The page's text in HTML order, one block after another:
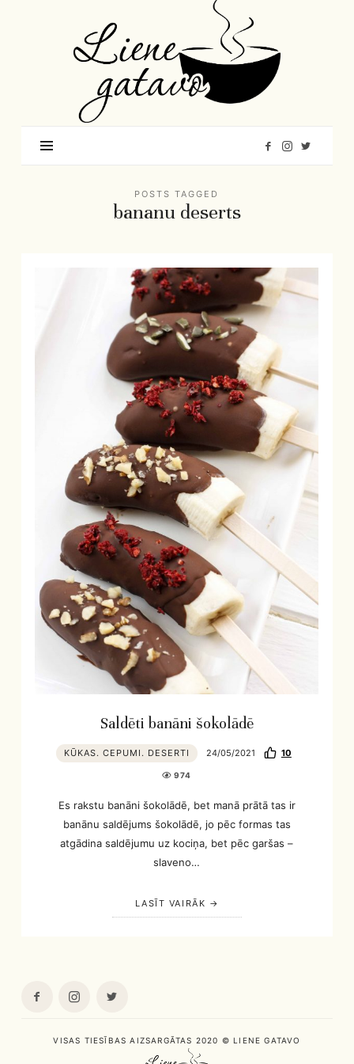
Gatavo
–
Mana
garšu
pasaule
POSTS TAGGED
bananu deserts
Saldēti banāni šokolādē
KŪKAS. CEPUMI. DESERTI 24/05/2021 10
974
Es rakstu banāni šokolādē, bet manā prātā tas ir
banānu saldējums šokolādē, jo pēc formas tas
atgādina saldējumu uz kociņa, bet pēc garšas –
slaveno…
LASĪT VAIRĀK
VISAS TIESĪBAS AIZSARGĀTAS 2020 © LIENE GATAVO